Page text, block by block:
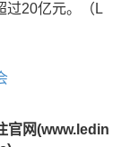
过20亿元。（L
官网(www.ledin